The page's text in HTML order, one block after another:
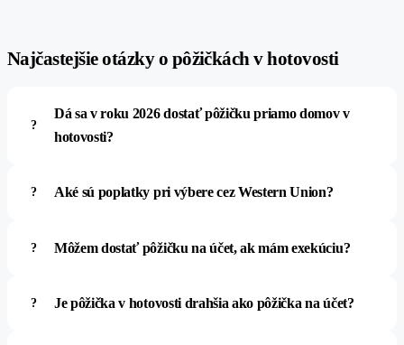
Najčastejšie otázky o pôžičkách v hotovosti
Dá sa v roku 2026 dostať pôžičku priamo domov v
hotovosti?
Aké sú poplatky pri výbere cez Western Union?
Môžem dostať pôžičku na účet, ak mám exekúciu?
Je pôžička v hotovosti drahšia ako pôžička na účet?